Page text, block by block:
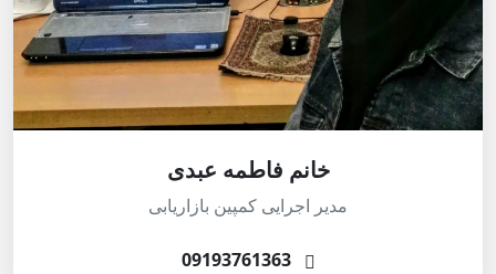
خانم فاطمه عبدی
مدیر اجرایی کمپین بازاریابی
09193761363